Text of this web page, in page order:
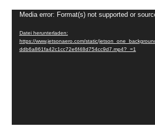
Video-
Media error: Format(s) not supported or
Datei herunterladen:
https://www.jetsonaero.com/static/
ddb6a861fa42c1cc72e6f48d754cc9d7.mp4?_=1